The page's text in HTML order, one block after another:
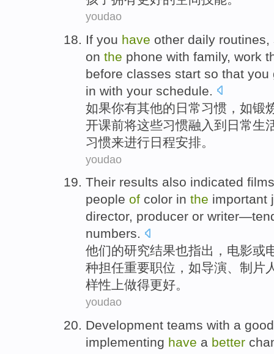
youdao
If you have other daily
on the phone with family, work
before classes start so that
in with your schedule.
如果你有其他的日常习惯，如锻
开课前将这些习惯融入到日常生
习惯来进行日程安排。
youdao
Their results also indicated films
people of color in the important
director, producer or writer
numbers.
他们的研究结果也指出 ， 电影或
种担任重要职位 ，如导演、 制片
样性上做得更好。
youdao
Development teams with a
implementing have a better